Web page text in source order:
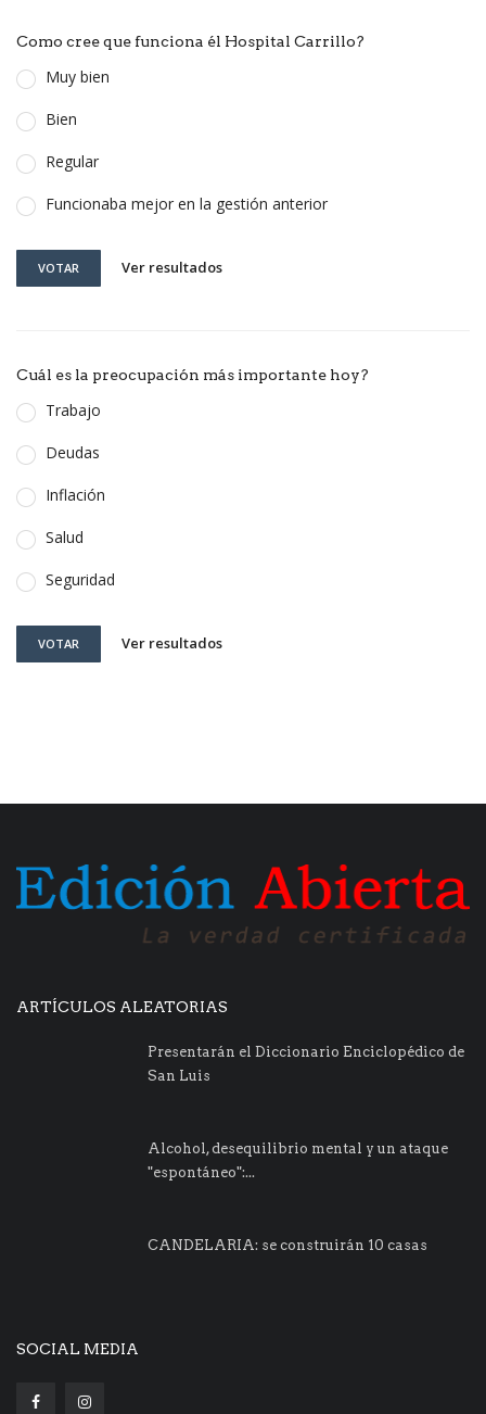
Como cree que funciona él Hospital Carrillo?
Muy bien
Bien
Regular
Funcionaba mejor en la gestión anterior
VOTAR Ver resultados
Cuál es la preocupación más importante hoy?
Trabajo
Deudas
Inflación
Salud
Seguridad
VOTAR Ver resultados
ARTÍCULOS ALEATORIAS
Presentarán el Diccionario Enciclopédico de
San Luis
Alcohol, desequilibrio mental y un ataque
"espontáneo":...
CANDELARIA: se construirán 10 casas
SOCIAL MEDIA